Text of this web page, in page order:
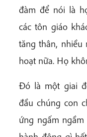
đàm để nói là
các tôn giáo
tăng thân, nhiều
hoạt nữa. Họ
Đó là một giai
đầu chúng con
ứng ngấm